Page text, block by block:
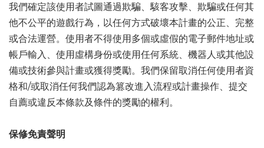
我們確定該使用者試圖通過欺騙、駭客攻擊、欺騙或任何其
他不公平的遊戲行為，以任何方式破壞本計畫的公正、完整
或合法運營。使用者不得使用多個或虛假的電子郵件地址或
帳戶輸入、使用虛構身份或使用任何系統、機器人或其他設
備或技術參與計畫或獲得獎勵。我們保留取消任何使用者資
格和/或取消任何我們認為篡改進入流程或計畫操作、提交
自薦或違反本條款及條件的獎勵的權利。
保修免責聲明